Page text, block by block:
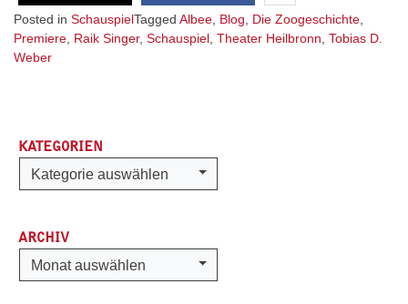
Posted in SchauspielTagged Albee, Blog, Die Zoogeschichte,
Premiere, Raik Singer, Schauspiel, Theater Heilbronn, Tobias D.
Weber
KATEGORIEN
Kategorien
Kategorie auswählen
ARCHIV
Archiv
Monat auswählen